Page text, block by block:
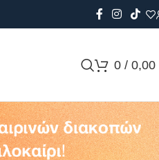
0 / 0,00